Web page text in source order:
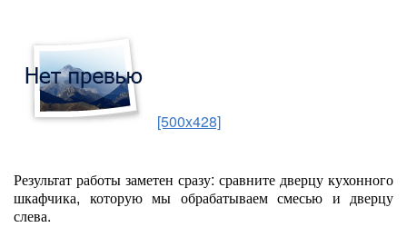
[500x428]
Результат работы заметен сразу: сравните дверцу кухонного
шкафчика, которую мы обрабатываем смесью и дверцу
слева.